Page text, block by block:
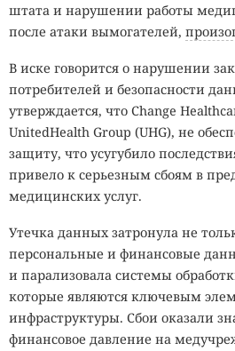
штата и нарушении работы
после атаки вымогателей,
В иске говорится о нарушении
потребителей и безопасности
утверждается, что Change
UnitedHealth Group (UHG), не
защиту, что усугубило
привело к серьезным сбоям в
медицинских услуг.
Утечка данных затронула не
персональные и финансовые
и парализовала системы
которые являются ключевым
инфраструктуры. Сбои оказали
финансовое давление на